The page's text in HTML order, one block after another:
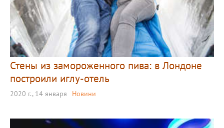
Стены из замороженного пива: в Лондоне
построили иглу-отель
2020 г., 14 января Новини